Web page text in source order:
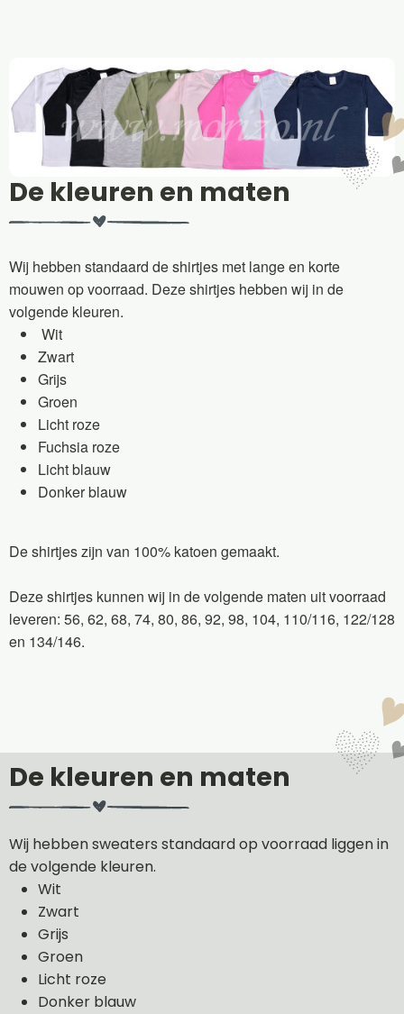
De kleuren en maten
Wij hebben standaard de shirtjes met lange en korte
mouwen op voorraad. Deze shirtjes hebben wij in de
volgende kleuren.
Wit
Zwart
Grijs
Groen
Licht roze
Fuchsia roze
Licht blauw
Donker blauw
De shirtjes zijn van 100% katoen gemaakt.
Deze shirtjes kunnen wij in de volgende maten uit voorraad
leveren: 56, 62, 68, 74, 80, 86, 92, 98, 104, 110/116, 122/128
en 134/146.
De kleuren en maten
Wij hebben sweaters standaard op voorraad liggen in
de volgende kleuren.
Wit
Zwart
Grijs
Groen
Licht roze
Donker blauw